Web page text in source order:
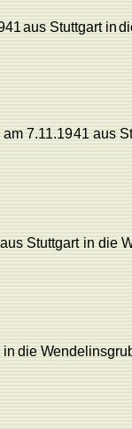
ausStuttgart in
am 7.11.1941aus
ausStuttgart in die
indieW